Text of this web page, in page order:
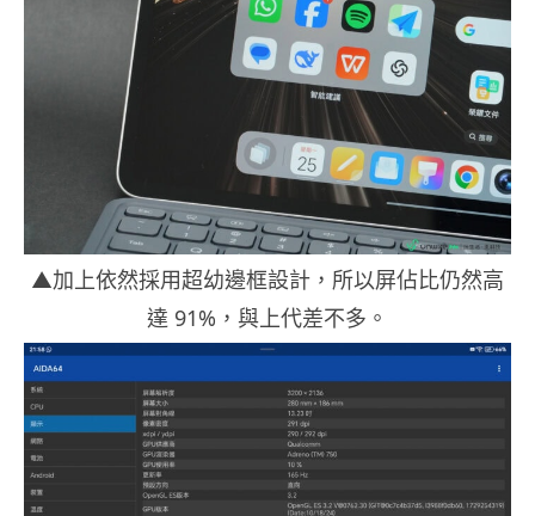
▲加上依然採用超幼邊框設計，所以屏佔比仍然高
達 91%，與上代差不多。